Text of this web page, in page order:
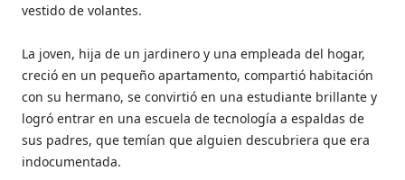
vestido de volantes.
La joven, hija de un jardinero y una empleada del hogar,
creció en un pequeño apartamento, compartió habitación
con su hermano, se convirtió en una estudiante brillante y
logró entrar en una escuela de tecnología a espaldas de
sus padres, que temían que alguien descubriera que era
indocumentada.